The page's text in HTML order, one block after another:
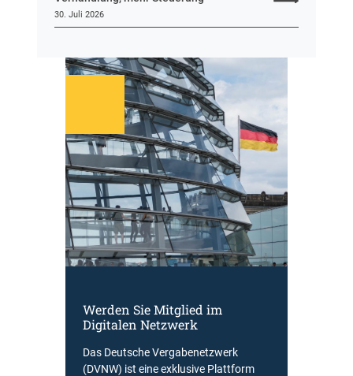
30. Juli 2026
Werden Sie Mitglied im
Digitalen Netzwerk
Das Deutsche Vergabenetzwerk
(DVNW) ist eine exklusive Plattform